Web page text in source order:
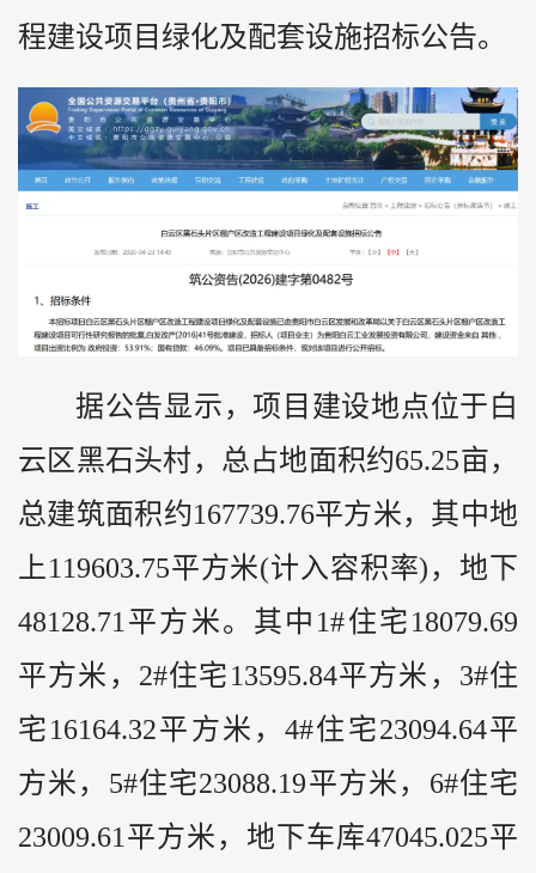
程建设项目绿化及配套设施招标公告。
据公告显示，项目建设地点位于白
云区黑石头村，总占地面积约65.25亩，
总建筑面积约167739.76平方米，其中地
上119603.75平方米(计入容积率)，地下
48128.71平方米。其中1#住宅18079.69
平方米，2#住宅13595.84平方米，3#住
宅16164.32平方米，4#住宅23094.64平
方米，5#住宅23088.19平方米，6#住宅
23009.61平方米，地下车库47045.025平